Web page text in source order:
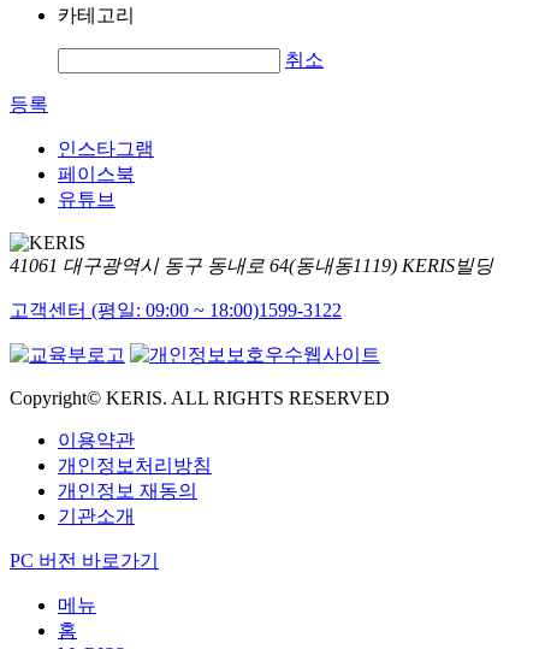
카테고리
취소
등록
인스타그램
페이스북
유튜브
41061 대구광역시 동구 동내로 64(동내동1119) KERIS빌딩
고객센터 (평일: 09:00 ~ 18:00)1599-3122
Copyright© KERIS. ALL RIGHTS RESERVED
이용약관
개인정보처리방침
개인정보 재동의
기관소개
PC 버전 바로가기
메뉴
홈